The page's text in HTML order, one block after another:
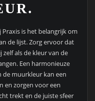
is het belangrijk om
de lijst. Zorg ervoor dat
als de kleur van de
Een harmonieuze
de muurkleur kan een
en zorgen voor een
trekt en de juiste sfeer